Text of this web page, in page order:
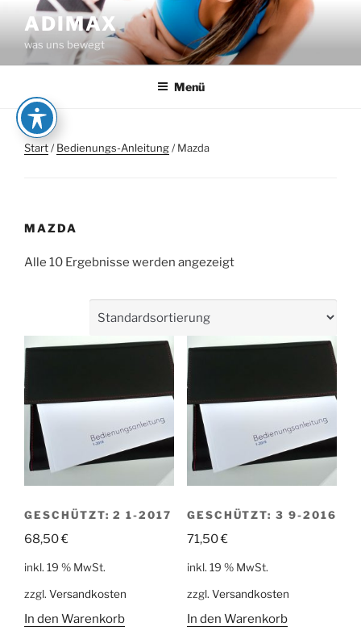
Inhalt
springen
ADIMAX
was uns bewegt
Menü
Start/Bedienungs-Anleitung/ Mazda
MAZDA
Alle 10 Ergebnisse werden angezeigt
GESCHÜTZT: 2 1-2017
68,50€
inkl. 19 % MwSt.
zzgl. Versandkosten
In den Warenkorb
GESCHÜTZT: 3 9-2016
71,50€
inkl. 19 % MwSt.
zzgl. Versandkosten
In den Warenkorb